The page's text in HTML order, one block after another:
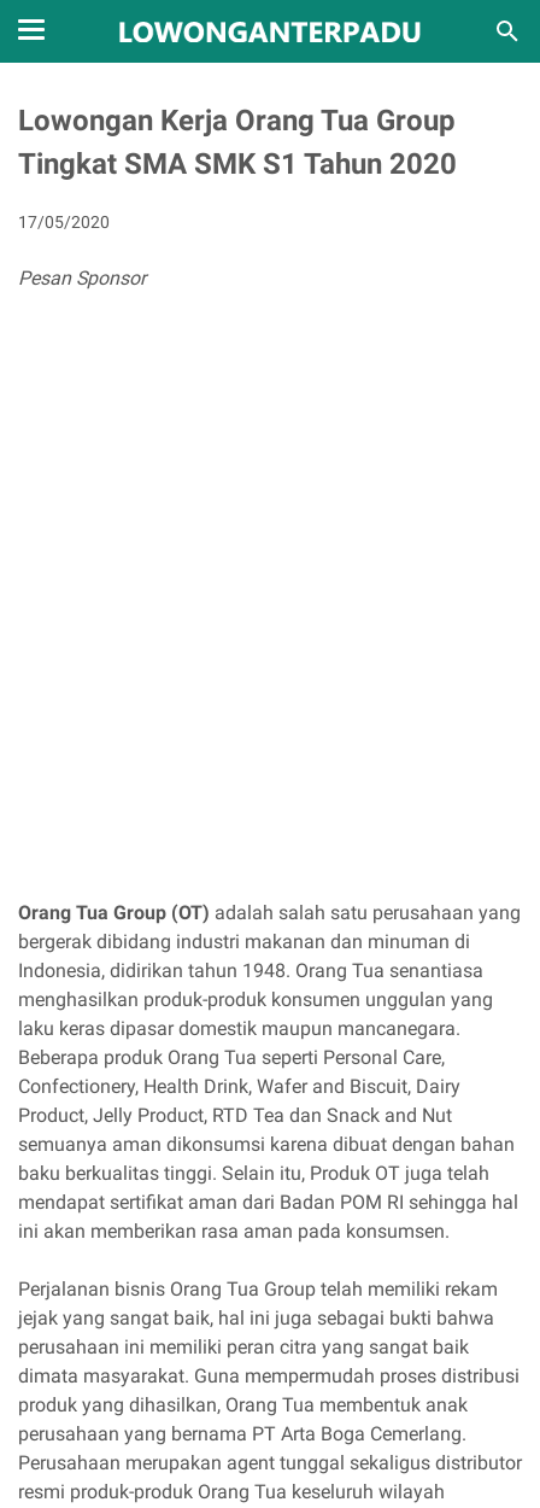
Lowongan Kerja Orang Tua Group
Tingkat SMA SMK S1 Tahun 2020
17/05/2020
Pesan Sponsor
Orang Tua Group (OT) adalah salah satu perusahaan yang
bergerak dibidang industri makanan dan minuman di
Indonesia, didirikan tahun 1948. Orang Tua senantiasa
menghasilkan produk-produk konsumen unggulan yang
laku keras dipasar domestik maupun mancanegara.
Beberapa produk Orang Tua seperti Personal Care,
Confectionery, Health Drink, Wafer and Biscuit, Dairy
Product, Jelly Product, RTD Tea dan Snack and Nut
semuanya aman dikonsumsi karena dibuat dengan bahan
baku berkualitas tinggi. Selain itu, Produk OT juga telah
mendapat sertifikat aman dari Badan POM RI sehingga hal
ini akan memberikan rasa aman pada konsumsen.
Perjalanan bisnis Orang Tua Group telah memiliki rekam
jejak yang sangat baik, hal ini juga sebagai bukti bahwa
perusahaan ini memiliki peran citra yang sangat baik
dimata masyarakat. Guna mempermudah proses distribusi
produk yang dihasilkan, Orang Tua membentuk anak
perusahaan yang bernama PT Arta Boga Cemerlang.
Perusahaan merupakan agent tunggal sekaligus distributor
resmi produk-produk Orang Tua keseluruh wilayah